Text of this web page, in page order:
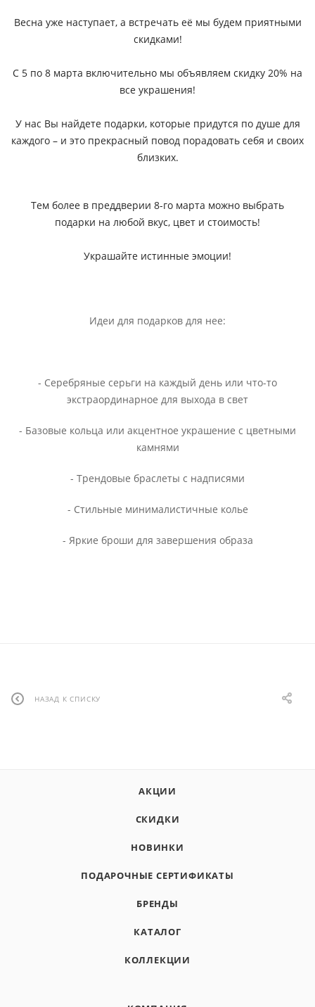
Весна уже наступает, а встречать её мы будем приятными
скидками!
С 5 по 8 марта включительно мы объявляем скидку 20% на
все украшения!
У нас Вы найдете подарки, которые придутся по душе для
каждого – и это прекрасный повод порадовать себя и своих
близких.
Тем более в преддверии 8-го марта можно выбрать
подарки на любой вкус, цвет и стоимость!
Украшайте истинные эмоции!
Идеи для подарков для нее:
- Серебряные серьги на каждый день или что-то
экстраординарное для выхода в свет
- Базовые кольца или акцентное украшение с цветными
камнями
- Трендовые браслеты с надписями
- Стильные минималистичные колье
- Яркие броши для завершения образа
НАЗАД К СПИСКУ
АКЦИИ
СКИДКИ
НОВИНКИ
ПОДАРОЧНЫЕ СЕРТИФИКАТЫ
БРЕНДЫ
КАТАЛОГ
КОЛЛЕКЦИИ